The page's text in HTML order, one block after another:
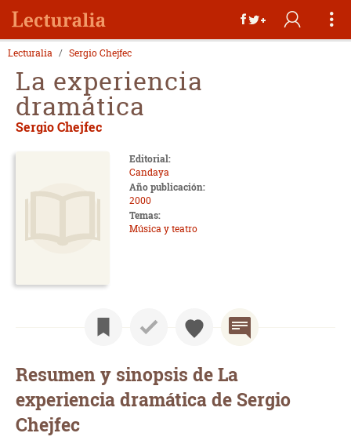
Lecturalia Sergio Chejfec
La experiencia
dramática
Sergio Chejfec
Editorial:
Candaya
Año publicación:
2000
Temas:
Música y teatro
Resumen y sinopsis de La
experiencia dramática de Sergio
Chejfec